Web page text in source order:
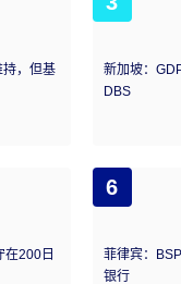
持，但基
新加坡：
DBS
在200日
6
菲律宾：
银行